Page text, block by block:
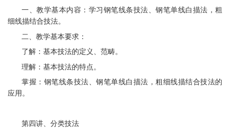
一、教学基本内容：学习钢笔线条技法、钢笔单线白描法，粗
细线描结合技法。
二、教学基本要求：
了解：基本技法的定义、范畴。
理解：基本技法的特点。
掌握：钢笔线条技法、钢笔单线白描法，粗细线描结合技法的
应用。
第四讲、分类技法